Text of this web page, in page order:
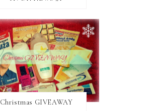
Christmas GIVEAWAY